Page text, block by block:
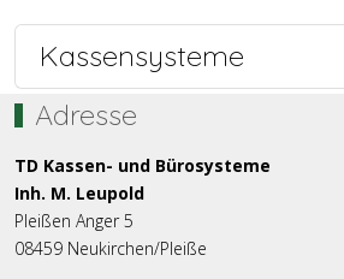
Kassensysteme
Adresse
TD Kassen- und Bürosysteme
Inh. M. Leupold
Pleißen Anger 5
08459 Neukirchen/Pleiße